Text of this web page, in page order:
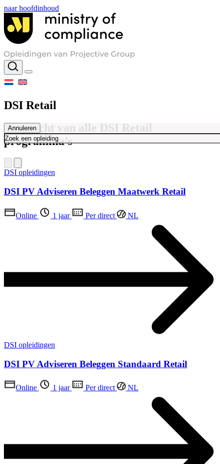
naar hoofdinhoud
Annuleren
DSI Retail
Overzicht van alle DSI Retail
programma’s
DSI opleidingen
DSI PV Adviseren Beleggen Maatwerk Retail
Online 1 jaar Per direct NL
DSI opleidingen
DSI PV Adviseren Beleggen Standaard Retail
Online 1 jaar Per direct NL